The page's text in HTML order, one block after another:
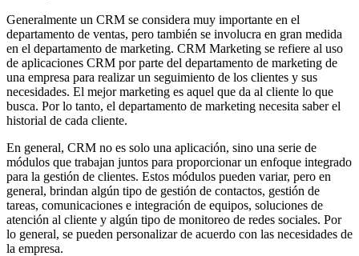
Generalmente un CRM se considera muy importante en el
departamento de ventas, pero también se involucra en gran medida
en el departamento de marketing. CRM Marketing se refiere al uso
de aplicaciones CRM por parte del departamento de marketing de
una empresa para realizar un seguimiento de los clientes y sus
necesidades. El mejor marketing es aquel que da al cliente lo que
busca. Por lo tanto, el departamento de marketing necesita saber el
historial de cada cliente.
En general, CRM no es solo una aplicación, sino una serie de
módulos que trabajan juntos para proporcionar un enfoque integrado
para la gestión de clientes. Estos módulos pueden variar, pero en
general, brindan algún tipo de gestión de contactos, gestión de
tareas, comunicaciones e integración de equipos, soluciones de
atención al cliente y algún tipo de monitoreo de redes sociales. Por
lo general, se pueden personalizar de acuerdo con las necesidades de
la empresa.